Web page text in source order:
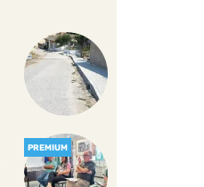
PREMIUM